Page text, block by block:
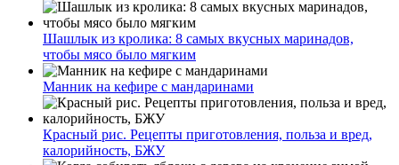
Шашлык из кролика: 8 самых вкусных маринадов,
чтобы мясо было мягким
Манник на кефире с мандаринами
Красный рис. Рецепты приготовления, польза и вред,
калорийность, БЖУ